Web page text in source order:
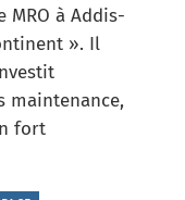
MRO à Addis-
». Il
maintenance,
fort